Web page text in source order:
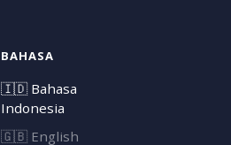
BAHASA
🇮🇩Bahasa
Indonesia
🇬🇧 English